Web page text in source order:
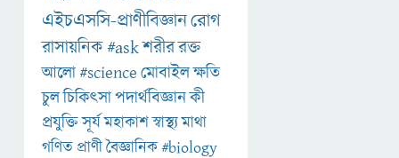
এইচএসসি-প্রাণীবিজ্ঞানরোগ
রাসায়নিক#askশরীররক্ত
আলো#scienceমোবাইলক্ষতি
চুলচিকিৎসাপদার্থবিজ্ঞানকী
প্রযুক্তিসূর্যমহাকাশস্বাস্থ্যমাথা
গণিত প্রাণীবৈজ্ঞানিক#biology